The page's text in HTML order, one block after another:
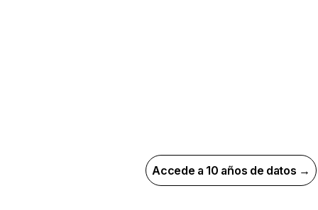
Accede a 10 años de datos →